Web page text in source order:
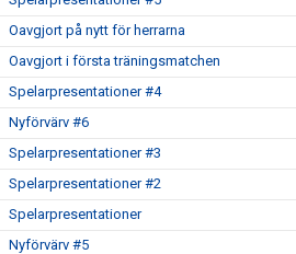
Oavgjort på nytt för herrarna
Oavgjort i första träningsmatchen
Spelarpresentationer #4
Nyförvärv #6
Spelarpresentationer #3
Spelarpresentationer #2
Spelarpresentationer
Nyförvärv #5